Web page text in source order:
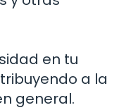
en tu
a la
general.